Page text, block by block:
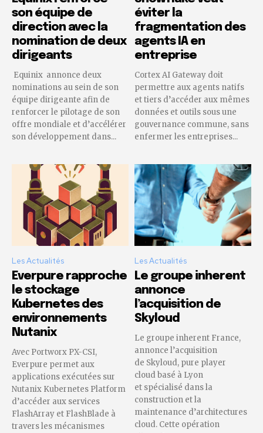
son équipe de
direction avec la
nomination de deux
dirigeants
Equinix annonce deux
nominations au sein de son
équipe dirigeante afin de
renforcer le pilotage de son
offre mondiale et d’accélérer
son développement dans...
éviter la
fragmentation des
agents IA en
entreprise
Cortex AI Gateway doit
permettre aux agents natifs
et tiers d’accéder aux mêmes
données et outils sous une
gouvernance commune, sans
enfermer les entreprises...
Les Actualités
Everpure rapproche
le stockage
Kubernetes des
environnements
Nutanix
Avec Portworx PX-CSI,
Everpure permet aux
applications exécutées sur
Nutanix Kubernetes Platform
d’accéder aux services
FlashArray et FlashBlade à
travers les mécanismes
Les Actualités
Le groupe inherent
annonce
l’acquisition de
Skyloud
Le groupe inherent France,
annonce l’acquisition
de Skyloud, pure player
cloud basé à Lyon
et spécialisé dans la
construction et la
maintenance d’architectures
cloud. Cette opération